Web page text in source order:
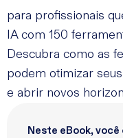
para profissionais
IA com 150
Descubra como as
podem otimizar
e abrir novos
Neste eBook,